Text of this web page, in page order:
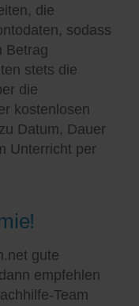
die
sodass
Betrag
stets die
die
kostenlosen
Datum, Dauer
Unterricht per
gute
empfehlen
Team